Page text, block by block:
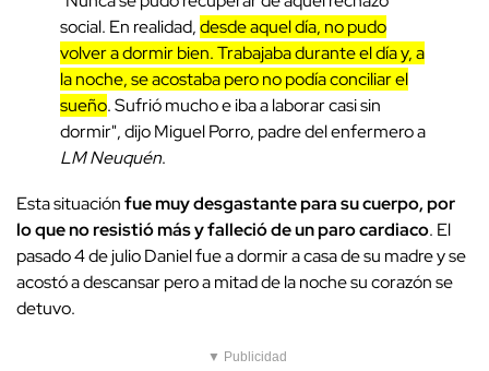
social. En realidad,desde aquel día, no pudo
volver a dormir bien. Trabajaba durante el día y, a
la noche, se acostaba pero no podía conciliar el
sueño. Sufrió mucho e iba a laborar casi sin
dormir", dijo Miguel Porro, padre del enfermero a
LM Neuquén.
Esta situaciónfue muy desgastante para su cuerpo, por
lo que no resistió más y falleció de un paro cardiaco. El
pasado 4 de julio Daniel fue a dormir a casa de su madre y se
acostó a descansar pero a mitad de la noche su corazón se
detuvo.
▼ Publicidad